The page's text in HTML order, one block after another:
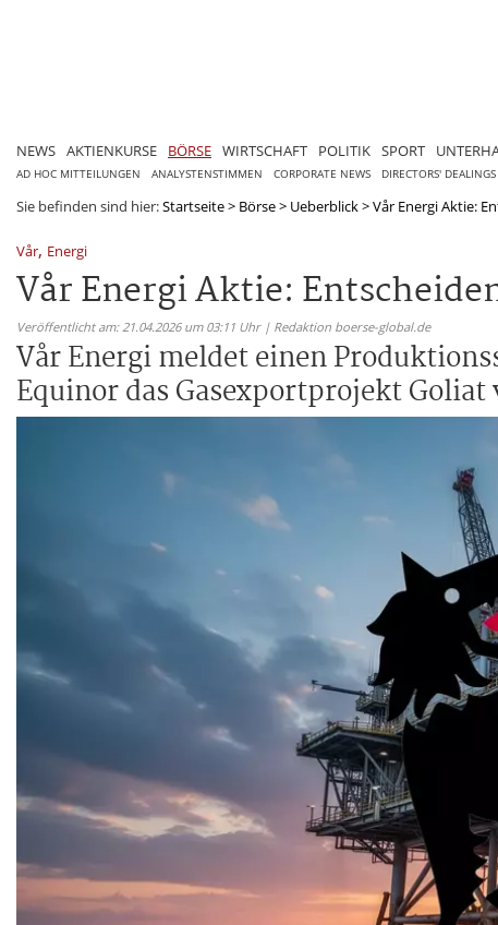
NEWS AKTIENKURSE BÖRSE WIRTSCHAFT POLITIK SPORT
AD HOC MITTEILUNGEN ANALYSTENSTIMMEN CORPORATE NEWS DIRECTORS' DEALINGS
Sie befinden sind hier:Startseite> Börse> Ueberblick>Vår Energi Aktie:
Vår, Energi
Vår Energi Aktie:
Veröffentlicht am: 21.04.2026 um 03:11 Uhr | Redaktion boerse-global.de
Vår Energi meldet einen
Equinor das Gasexportprojekt